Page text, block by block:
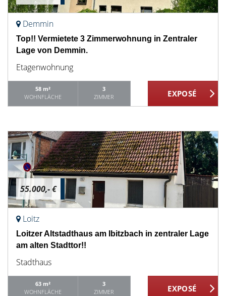
Demmin
Top!! Vermietete 3 Zimmerwohnung in Zentraler
Lage von Demmin.
Etagenwohnung
58 m²
WOHNFLÄCHE
3
ZIMMER
55.000,- €
Loitz
Loitzer Altstadthaus am Ibitzbach in zentraler Lage
am alten Stadttor!!
Stadthaus
63 m²
WOHNFLÄCHE
3
ZIMMER